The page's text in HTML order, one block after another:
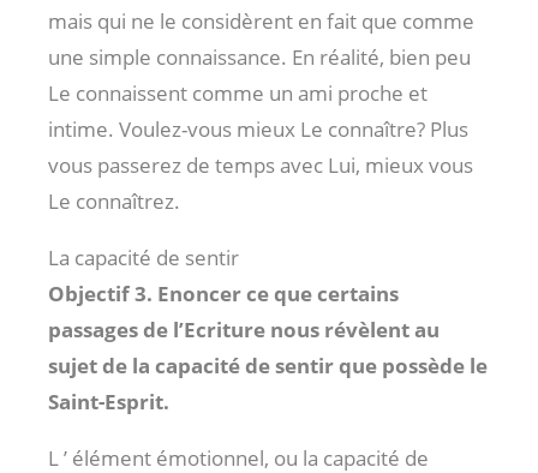
mais qui ne le considèrent en fait que comme
une simple connaissance. En réalité, bien peu
Le connaissent comme un ami proche et
intime. Voulez-vous mieux Le connaître? Plus
vous passerez de temps avec Lui, mieux vous
Le connaîtrez.
La capacité de sentir
Objectif 3. Enoncer ce que certains
passages de l’Ecriture nous révèlent au
sujet de la capacité de sentir que possède le
Saint-Esprit.
L ’ élément émotionnel, ou la capacité de